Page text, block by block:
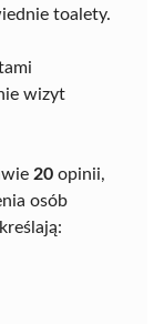
toalety.
wizyt
20 opinii,
osób